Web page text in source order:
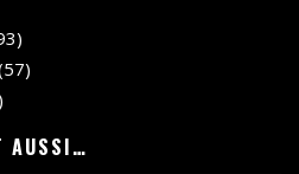
AUSSI…